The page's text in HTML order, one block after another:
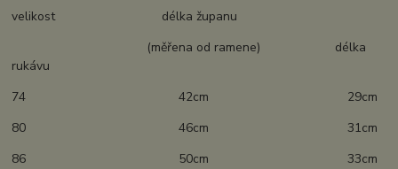
velikost délka županu
(měřena od ramene) délka
rukávu
74 42cm 29cm
80 46cm 31cm
86 50cm 33cm